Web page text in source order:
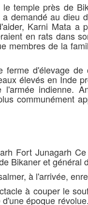
temple près de
demandé au dieu
Karni Mata a
en rats dans
membres de la
ferme d'élevage
élevés en Inde
indienne.
communément
Fort Junagarh
Bikaner et général
à l'arrivée,
à couper le
époque